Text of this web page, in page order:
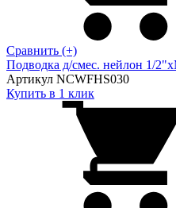
Сравнить (+)
Подводка д/смес. нейлон 1/
Артикул NCWFHS030
Купить в 1 клик